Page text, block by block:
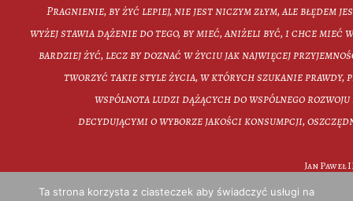
Pragnienie, by żyć lepiej, nie jest niczym złym, ale błędem
wyżej stawia dążenie do tego, by mieć, aniżeli być, i chce mieć
bardziej żyć, lecz by doznać w życiu jak najwięcej
tworzyć takie style życia, w których szukanie prawdy,
wspólnota ludzi dążących do wspólnego rozwoju
decydującymi o wyborze jakości konsumpcji,
Jan
Ta strona korzysta z ciasteczek aby świadczyć usługi na